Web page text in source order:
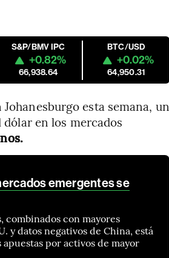
S&P/BMV IPC
+0.82%
66,938.64
BTC/USD
+0.02%
64,950.31
esta semana, un
en los mercados
emergentes se
combinados con mayores
y datos negativos de China, está
por activos de mayor